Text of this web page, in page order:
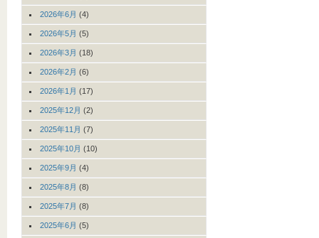
2026年6月 (4)
2026年5月 (5)
2026年3月 (18)
2026年2月 (6)
2026年1月 (17)
2025年12月 (2)
2025年11月 (7)
2025年10月 (10)
2025年9月 (4)
2025年8月 (8)
2025年7月 (8)
2025年6月 (5)